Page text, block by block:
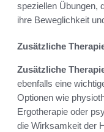
speziellen Übungen,
ihre Beweglichkeit
Zusätzliche
Zusätzliche
ebenfalls eine
Optionen wie
Ergotherapie oder
die Wirksamkeit der